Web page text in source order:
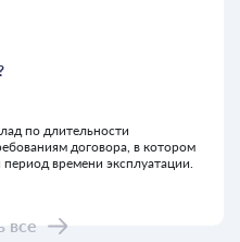
все
по длительности
договора, в котором
времени эксплуатации.